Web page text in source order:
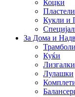
Коцки
Кукли и
За Дома и
Куќи
Лизгалки
Лулашки